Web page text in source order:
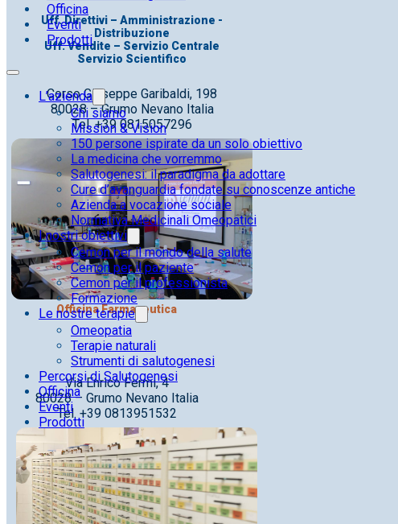
Officina
Eventi
Prodotti
L’azienda
Chi siamo
Mission & Vision
150 persone ispirate da un solo obiettivo
La medicina che vorremmo
Salutogenesi: il paradigma da adottare
Cure d’avanguardia fondate su conoscenze antiche
Azienda a vocazione sociale
Normativa Medicinali Omeopatici
I nostri obiettivi
Cemon per il mondo della salute
Cemon per il paziente
Cemon per il professionista
Formazione
Le nostre terapie
Omeopatia
Terapie naturali
Strumenti di salutogenesi
Percorsi di Salutogenesi
Officina
Eventi
Prodotti
Uff. Direttivi – Amministrazione -
Distribuzione
Uff. Vendite – Servizio Centrale
Servizio Scientifico
Corso Giuseppe Garibaldi, 198
80028 – Grumo Nevano Italia
Tel. +39 0815057296
Officina Farmaceutica
Via Enrico Fermi, 4
80028 – Grumo Nevano Italia
Tel. +39 0813951532